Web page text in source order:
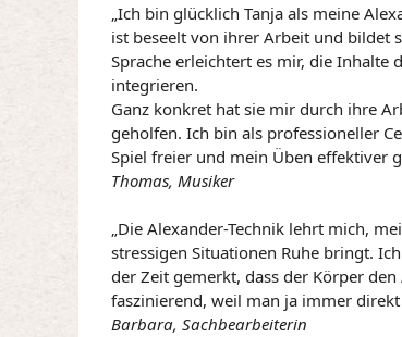
„Ich bin glücklich Tanja als meine
ist beseelt von ihrer Arbeit und bildet
Sprache erleichtert es mir, die Inhalte
integrieren.
Ganz konkret hat sie mir durch ihre
geholfen. Ich bin als professioneller
Spiel freier und mein Üben effektiver
Thomas, Musiker
„Die Alexander-Technik lehrt mich,
stressigen Situationen Ruhe bringt.
der Zeit gemerkt, dass der Körper
faszinierend, weil man ja immer
Barbara, Sachbearbeiterin